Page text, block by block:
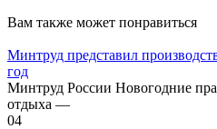
Вам также может понравиться
Минтруд представил
год
Минтруд России Новогодние
отдыха —
04